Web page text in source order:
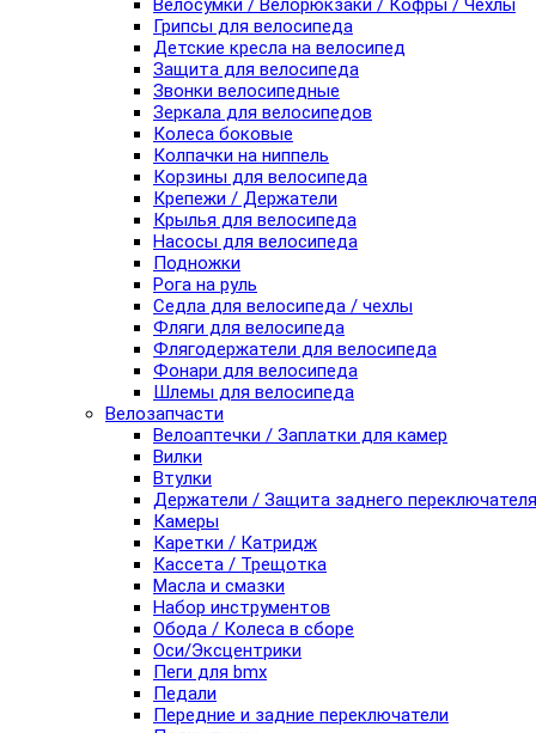
Велосумки / Велорюкзаки / Кофры / Чехлы
Грипсы для велосипеда
Детские кресла на велосипед
Защита для велосипеда
Звонки велосипедные
Зеркала для велосипедов
Колеса боковые
Колпачки на ниппель
Корзины для велосипеда
Крепежи / Держатели
Крылья для велосипеда
Насосы для велосипеда
Подножки
Рога на руль
Седла для велосипеда / чехлы
Фляги для велосипеда
Флягодержатели для велосипеда
Фонари для велосипеда
Шлемы для велосипеда
Велозапчасти
Велоаптечки / Заплатки для камер
Вилки
Втулки
Держатели / Защита заднего переключателя
Камеры
Каретки / Катридж
Кассета / Трещотка
Масла и смазки
Набор инструментов
Обода / Колеса в сборе
Оси/Эксцентрики
Пеги для bmx
Педали
Передние и задние переключатели